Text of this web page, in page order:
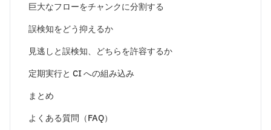
巨大なフローをチャンクに分割する
誤検知をどう抑えるか
見逃しと誤検知、どちらを許容するか
定期実行と CI への組み込み
まとめ
よくある質問（FAQ）